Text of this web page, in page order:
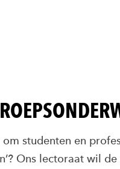
studenten en
Ons lectoraat wil